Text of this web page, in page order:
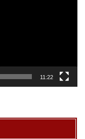
11:22